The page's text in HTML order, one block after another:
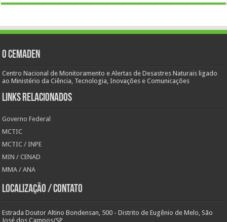
O Cemaden
Centro Nacional de Monitoramento e Alertas de Desastres Naturais ligado
ao Ministério da Ciência, Tecnologia, Inovações e Comunicações
Links Relacionados
Governo Federal
MCTIC
MCTIC / INPE
MIN / CENAD
MMA / ANA
Localização / Contato
Estrada Doutor Altino Bondensan, 500 - Distrito de Eugênio de Melo, São
José dos Campos/SP